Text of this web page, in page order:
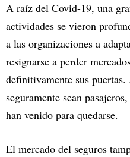
A raíz del Covid-19, una
actividades se vieron
a las organizaciones a
resignarse a perder
definitivamente sus
seguramente sean
han venido para quedarse.
El mercado del seguros